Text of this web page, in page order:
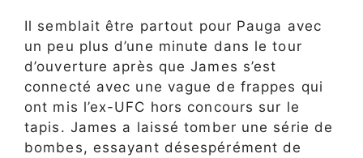
Il semblait être partout pour Pauga avec
un peu plus d’une minute dans le tour
d’ouverture après que James s’est
connecté avec une vague de frappes qui
ont mis l’ex-UFC hors concours sur le
tapis. James a laissé tomber une série de
bombes, essayant désespérément de